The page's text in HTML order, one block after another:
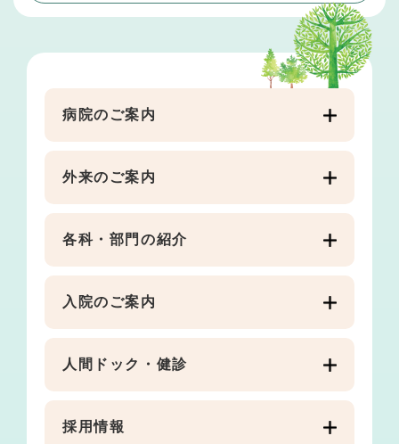
病院のご案内
外来のご案内
各科・部門の紹介
入院のご案内
人間ドック・健診
採用情報